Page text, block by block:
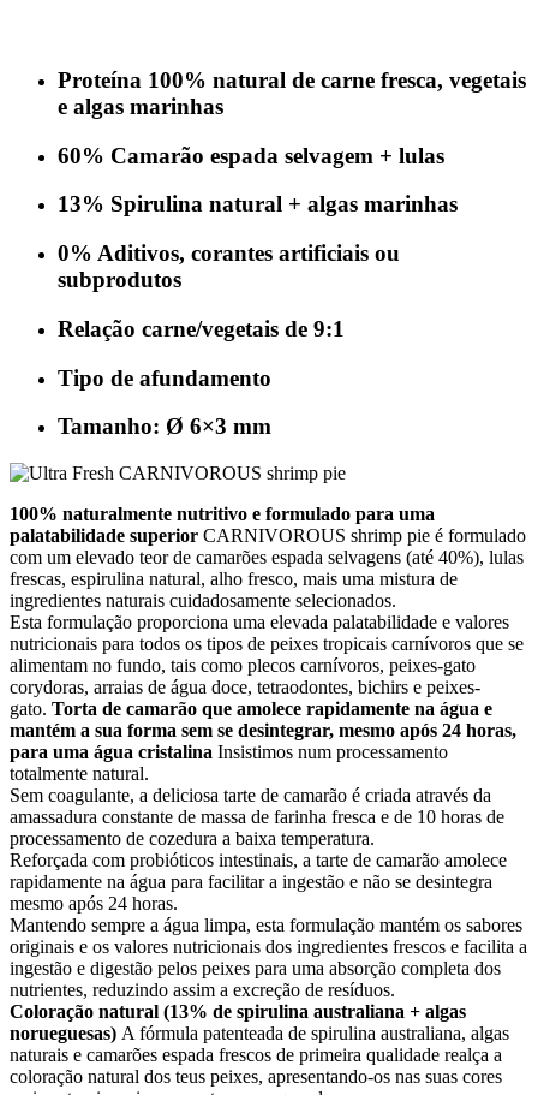
Proteína 100% natural de carne fresca, vegetais
e algas marinhas
60% Camarão espada selvagem + lulas
13% Spirulina natural + algas marinhas
0% Aditivos, corantes artificiais ou
subprodutos
Relação carne/vegetais de 9:1
Tipo de afundamento
Tamanho: Ø 6×3 mm
100% naturalmente nutritivo e formulado para uma
palatabilidade superior CARNIVOROUS shrimp pie é formulado
com um elevado teor de camarões espada selvagens (até 40%), lulas
frescas, espirulina natural, alho fresco, mais uma mistura de
ingredientes naturais cuidadosamente selecionados.
Esta formulação proporciona uma elevada palatabilidade e valores
nutricionais para todos os tipos de peixes tropicais carnívoros que se
alimentam no fundo, tais como plecos carnívoros, peixes-gato
corydoras, arraias de água doce, tetraodontes, bichirs e peixes-
gato. Torta de camarão que amolece rapidamente na água e
mantém a sua forma sem se desintegrar, mesmo após 24 horas,
para uma água cristalina Insistimos num processamento
totalmente natural.
Sem coagulante, a deliciosa tarte de camarão é criada através da
amassadura constante de massa de farinha fresca e de 10 horas de
processamento de cozedura a baixa temperatura.
Reforçada com probióticos intestinais, a tarte de camarão amolece
rapidamente na água para facilitar a ingestão e não se desintegra
mesmo após 24 horas.
Mantendo sempre a água limpa, esta formulação mantém os sabores
originais e os valores nutricionais dos ingredientes frescos e facilita a
ingestão e digestão pelos peixes para uma absorção completa dos
nutrientes, reduzindo assim a excreção de resíduos.
Coloração natural (13% de spirulina australiana + algas
norueguesas) A fórmula patenteada de spirulina australiana, algas
naturais e camarões espada frescos de primeira qualidade realça a
coloração natural dos teus peixes, apresentando-os nas suas cores